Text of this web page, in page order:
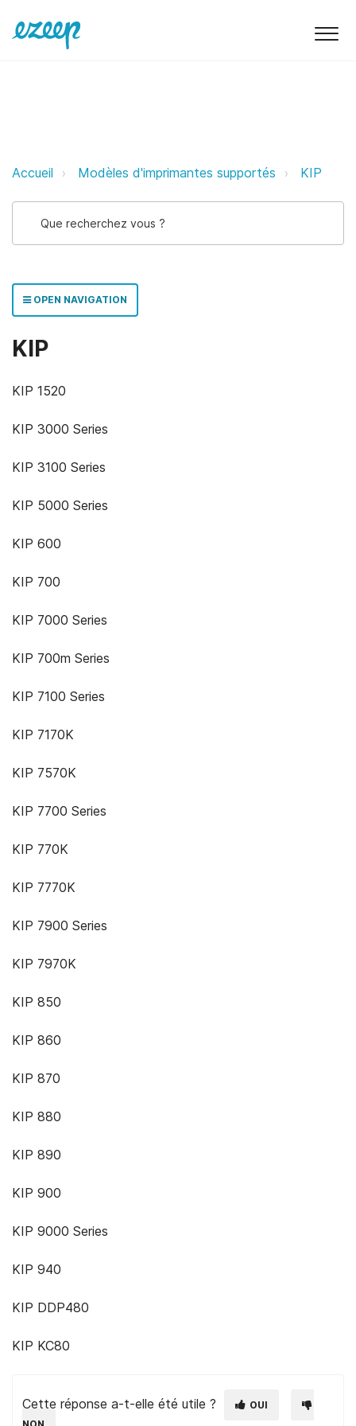
KIP ezeep Support Support
Accueil Modèles d'imprimantes supportés KIP
OPEN NAVIGATION
KIP
KIP 1520
KIP 3000 Series
KIP 3100 Series
KIP 5000 Series
KIP 600
KIP 700
KIP 7000 Series
KIP 700m Series
KIP 7100 Series
KIP 7170K
KIP 7570K
KIP 7700 Series
KIP 770K
KIP 7770K
KIP 7900 Series
KIP 7970K
KIP 850
KIP 860
KIP 870
KIP 880
KIP 890
KIP 900
KIP 9000 Series
KIP 940
KIP DDP480
KIP KC80
Cette réponse a-t-elle été utile ?
OUI